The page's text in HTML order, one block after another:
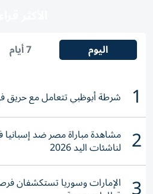
اليوم 7 أيام
1 شرطة أبوظبي تتعامل مع حريق
2 مشاهدة مباراة مصر ضد
لناشئات اليد 2026
الإمارات وسوريا تستكشفان